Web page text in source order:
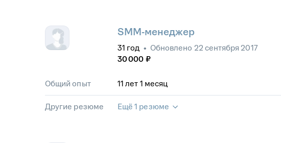
SMM-менеджер
31 год • Обновлено 22 сентября 2017
30 000 ₽
Общий опыт 11 лет 1 месяц
Другие резюме Ещё 1 резюме